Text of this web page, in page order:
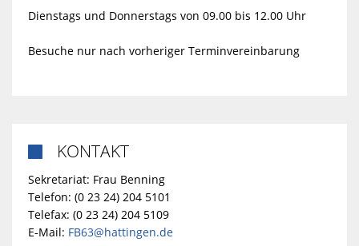
Dienstags und Donnerstags von 09.00 bis 12.00 Uhr
Besuche nur nach vorheriger Terminvereinbarung
KONTAKT
Sekretariat: Frau Benning
Telefon: (0 23 24) 204 5101
Telefax: (0 23 24) 204 5109
E-Mail: FB63@hattingen.de